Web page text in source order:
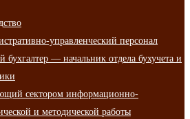
управленческий персонал
бухгалтер — начальник отдела бухучета и
сектором информационно-
и методической работы